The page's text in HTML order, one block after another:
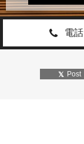
電話
Post